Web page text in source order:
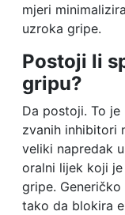
mjeri
uzroka gripe.
Postoji li
gripu?
Da postoji. To
zvanih inhibitori
veliki napredak
oralni lijek koji
gripe.
tako da blokira